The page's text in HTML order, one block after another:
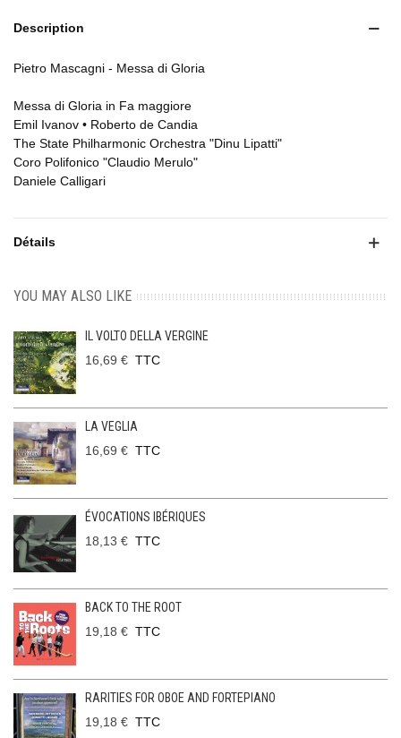
Description
Pietro Mascagni - Messa di Gloria
Messa di Gloria in Fa maggiore
Emil Ivanov • Roberto de Candia
The State Philharmonic Orchestra "Dinu Lipatti"
Coro Polifonico "Claudio Merulo"
Daniele Calligari
Détails
YOU MAY ALSO LIKE
IL VOLTO DELLA VERGINE
16,69 € TTC
LA VEGLIA
16,69 € TTC
ÉVOCATIONS IBÉRIQUES
18,13 € TTC
BACK TO THE ROOT
19,18 € TTC
RARITIES FOR OBOE AND FORTEPIANO
19,18 € TTC